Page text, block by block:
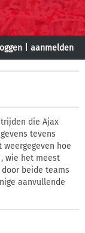
aanmelden
die Ajax
tevens
hoe
wie het meest
beide teams
aanvullende